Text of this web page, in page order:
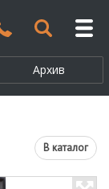
Архив
В каталог